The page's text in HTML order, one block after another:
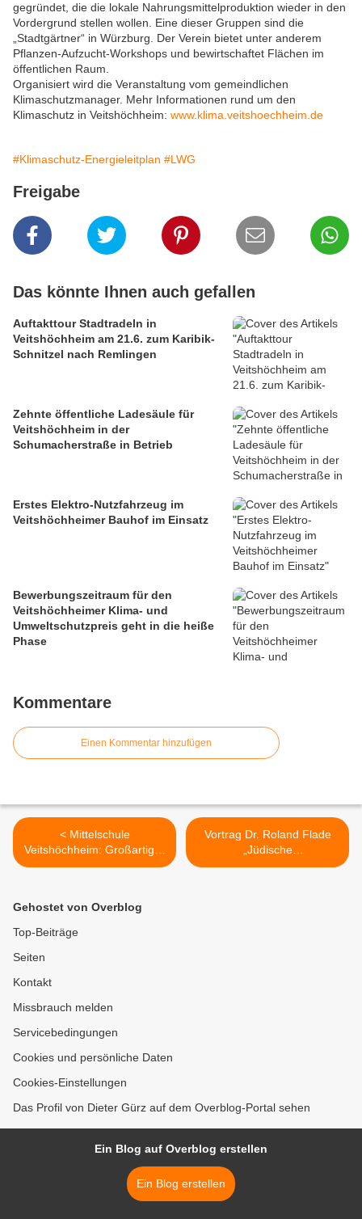
gegründet, die die lokale Nahrungsmittelproduktion wieder in den
Vordergrund stellen wollen. Eine dieser Gruppen sind die
„Stadtgärtner“ in Würzburg. Der Verein bietet unter anderem
Pflanzen-Aufzucht-Workshops und bewirtschaftet Flächen im
öffentlichen Raum.
Organisiert wird die Veranstaltung vom gemeindlichen
Klimaschutzmanager. Mehr Informationen rund um den
Klimaschutz in Veitshöchheim: www.klima.veitshoechheim.de
#Klimaschutz-Energieleitplan #LWG
Freigabe
Das könnte Ihnen auch gefallen
Auftakttour Stadtradeln in
Veitshöchheim am 21.6. zum Karibik-
Schnitzel nach Remlingen
Zehnte öffentliche Ladesäule für
Veitshöchheim in der
Schumacherstraße in Betrieb
Erstes Elektro-Nutzfahrzeug im
Veitshöchheimer Bauhof im Einsatz
Bewerbungszeitraum für den
Veitshöchheimer Klima- und
Umweltschutzpreis geht in die heiße
Phase
Kommentare
Einen Kommentar hinzufügen
< Mittelschule
Veitshöchheim: Großartiger
Abschluss des deutsch-
polnischen Jugendpreises
durch polnische Firstlady
Vortrag Dr. Roland Flade
„Jüdische
Familiengeschichten aus
Gehostet von Overblog
Top-Beiträge
Seiten
Kontakt
Missbrauch melden
Servicebedingungen
Cookies und persönliche Daten
Cookies-Einstellungen
Das Profil von Dieter Gürz auf dem Overblog-Portal sehen
Ein Blog auf Overblog erstellen
Ein Blog erstellen